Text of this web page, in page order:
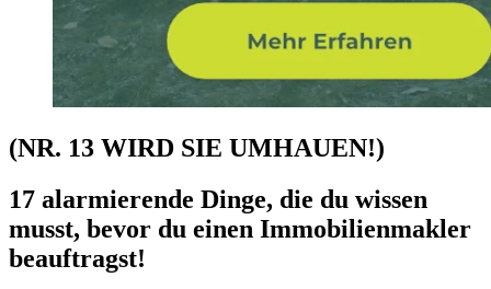
(NR. 13 WIRD SIE UMHAUEN!)
17 alarmierende Dinge, die du wissen
musst, bevor du einen Immobilienmakler
beauftragst!